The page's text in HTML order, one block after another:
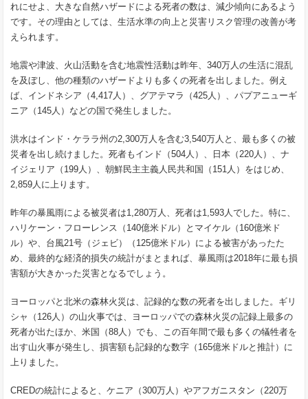
れにせよ、大きな自然ハザードによる死者の数は、減少傾向にあるよう
です。その理由としては、生活水準の向上と災害リスク管理の改善が考
えられます。
地震や津波、火山活動を含む地震性活動は昨年、340万人の生活に混乱
を及ぼし、他の種類のハザードよりも多くの死者を出しました。例え
ば、インドネシア（4,417人）、グアテマラ（425人）、パプアニューギ
ニア（145人）などの国で発生しました。
洪水はインド・ケララ州の2,300万人を含む3,540万人と、最も多くの被
災者を出し続けました。死者もインド（504人）、日本（220人）、ナ
イジェリア（199人）、朝鮮民主主義人民共和国（151人）をはじめ、
2,859人に上ります。
昨年の暴風雨による被災者は1,280万人、死者は1,593人でした。特に、
ハリケーン・フローレンス（140億米ドル）とマイケル（160億米ド
ル）や、台風21号（ジェビ）（125億米ドル）による被害があったた
め、最終的な経済的損失の統計がまとまれば、暴風雨は2018年に最も損
害額が大きかった災害となるでしょう。
ヨーロッパと北米の森林火災は、記録的な数の死者を出しました。ギリ
シャ（126人）の山火事では、ヨーロッパでの森林火災の記録上最多の
死者が出たほか、米国（88人）でも、この百年間で最も多くの犠牲者を
出す山火事が発生し、損害額も記録的な数字（165億米ドルと推計）に
上りました。
CREDの統計によると、ケニア（300万人）やアフガニスタン（220万